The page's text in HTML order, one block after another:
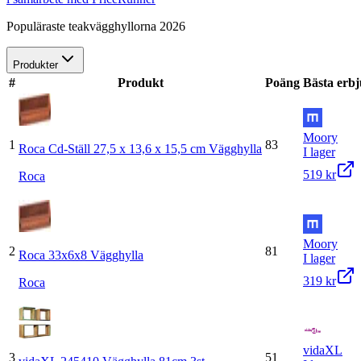
Populäraste teakvägghyllorna 2026
Produkter
# Produkt Poäng Bästa
1 Roca Cd-Ställ 27,5 x 13,6 x 15,5 cm Vägghylla
Roca
83
Moory
I lager
519 kr
2 Roca 33x6x8 Vägghylla
Roca
81
Moory
I lager
319 kr
3 51
vidaXL